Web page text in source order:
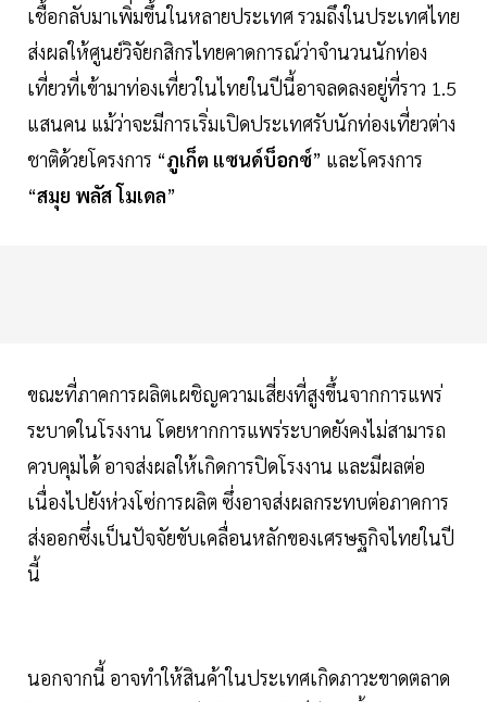
เชื้อกลับมาเพิ่มขึ้นในหลายประเทศ รวมถึงในประเทศไทย
ส่งผลให้ศูนย์วิจัยกสิกรไทยคาดการณ์ว่าจำนวนนักท่อง
เที่ยวที่เข้ามาท่องเที่ยวในไทยในปีนี้อาจลดลงอยู่ที่ราว 1.5
แสนคน แม้ว่าจะมีการเริ่มเปิดประเทศรับนักท่องเที่ยวต่าง
ชาติด้วยโครงการ “ภูเก็ต แซนด์บ็อกซ์” และโครงการ
“สมุย พลัส โมเดล”
ขณะที่ภาคการผลิตเผชิญความเสี่ยงที่สูงขึ้นจากการแพร่
ระบาดในโรงงาน โดยหากการแพร่ระบาดยังคงไม่สามารถ
ควบคุมได้ อาจส่งผลให้เกิดการปิดโรงงาน และมีผลต่อ
เนื่องไปยังห่วงโซ่การผลิต ซึ่งอาจส่งผลกระทบต่อภาคการ
ส่งออกซึ่งเป็นปัจจัยขับเคลื่อนหลักของเศรษฐกิจไทยในปี
นี้
นอกจากนี้ อาจทำให้สินค้าในประเทศเกิดภาวะขาดตลาด